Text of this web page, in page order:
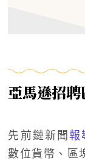
亞馬遜招
先前鏈新聞報
數位貨幣、區